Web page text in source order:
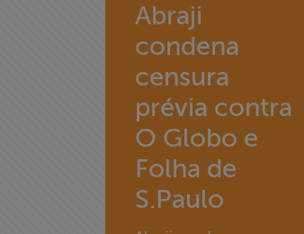
Abraji
condena
censura
prévia contra
O Globo e
Folha de
S.Paulo